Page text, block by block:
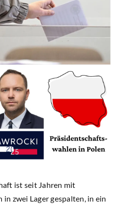
ist seit Jahren mit
zwei Lager gespalten, in ein